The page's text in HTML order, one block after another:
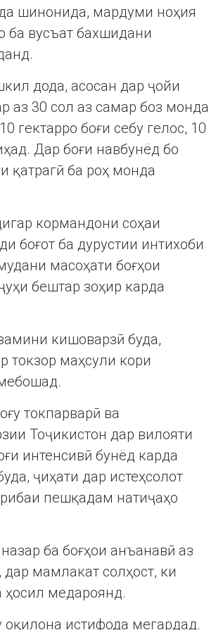
шинонида, мардуми ноҳия
ба вусъат бахшидани
дода, асосан дар ҷойи
аз 30 сол аз самар боз монда
гектарро боғи себу гелос, 10
Дар боғи навбунёд бо
қатрагӣ ба роҳ монда
кормандони соҳаи
боғот ба дурустии интихоби
масоҳати боғҳои
бештар зоҳир карда
кишоварзӣ буда,
токзор маҳсули кори
токпарварӣ ва
Тоҷикистон дар вилояти
интенсивӣ бунёд карда
ҷиҳати дар истеҳсолот
пешқадам натиҷаҳо
ба боғҳои анъанавӣ аз
мамлакат солҳост, ки
ҳосил медароянд.
истифода мегардад.